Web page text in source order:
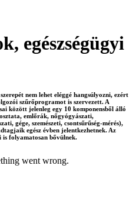
egészségügyi
nem lehet eléggé hangsúlyozni, ezért
szűrőprogramot is szervezett. A
között jelenleg egy 10 komponensből álló
emlőrák, nőgyógyászati,
gége, szemészeti, csontsűrűség-mérés),
egész évben jelentkezhetnek. Az
is folyamatosan bővülnek.
went wrong.